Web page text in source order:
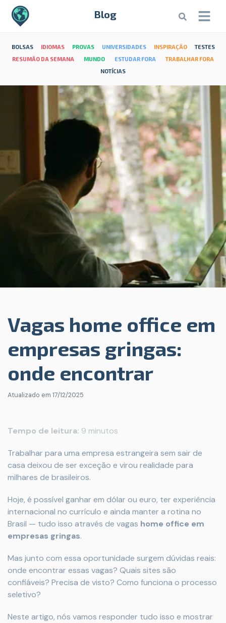
Blog
BOLSAS IDIOMAS PROVAS UNIVERSIDADES INSPIRAÇÃO
TESTES
RESUMÃO DA SEMANA
MUNDO ESTUDAR FORA
TRABALHAR FORA
NOTÍCIAS
Vagas home office em
empresas gringas:
onde encontrar
Atualizado em 17/12/2025
Tempo de leitura: 9 minutos
Trabalhar para uma empresa estrangeira sem sair de
casa deixou de ser exceção e virou realidade para
milhares de brasileiros.
Hoje, é possível ganhar em dólar ou euro, ter experiência
internacional no currículo e ainda manter a rotina no
Brasil — tudo isso através de vagas home office em
empresas gringas.
Mas junto com essa oportunidade surgem dúvidas reais:
onde encontrar essas vagas? Quais sites são
confiáveis? Precisa de visto? Como funciona o processo
seletivo?
Neste artigo, nós vamos responder tudo isso e mostrar